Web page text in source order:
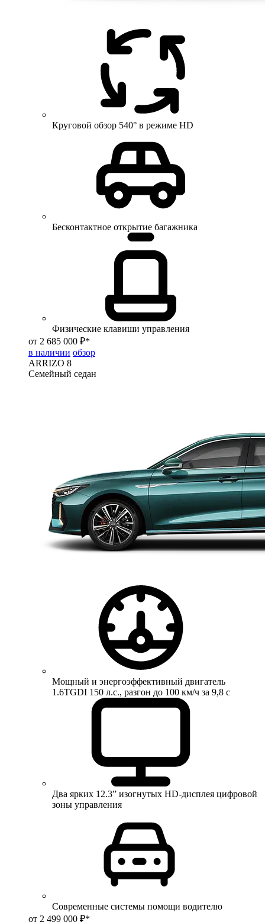
Круговой обзор 540° в режиме HD
Бесконтактное открытие багажника
Физические клавиши управления
от 2 685 000 ₽*
в наличии обзор
ARRIZO 8
Семейный седан
Мощный и энергоэффективный двигатель
1.6TGDI 150 л.с., разгон до 100 км/ч за 9,8 с
Два ярких 12.3” изогнутых HD-дисплея цифровой
зоны управления
Современные системы помощи водителю
от 2 499 000 ₽*